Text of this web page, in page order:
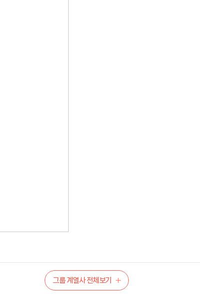
그룹 계열사 전체보기